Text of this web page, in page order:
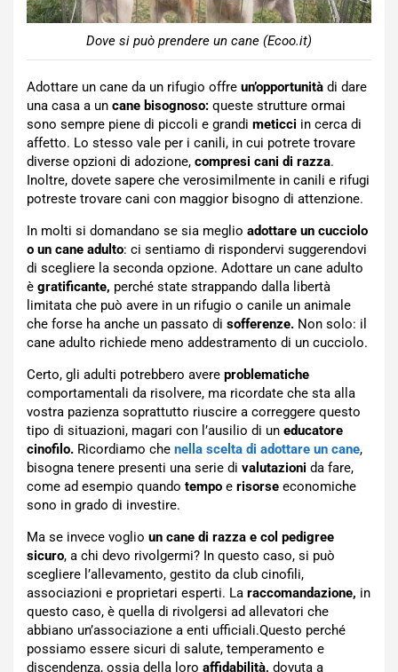
Dove si può prendere un cane (Ecoo.it)
Adottare un cane da un rifugio offre un’opportunità di dare
una casa a un cane bisognoso: queste strutture ormai
sono sempre piene di piccoli e grandi meticci in cerca di
affetto. Lo stesso vale per i canili, in cui potrete trovare
diverse opzioni di adozione, compresi cani di razza.
Inoltre, dovete sapere che verosimilmente in canili e rifugi
potreste trovare cani con maggior bisogno di attenzione.
In molti si domandano se sia meglio adottare un cucciolo
o un cane adulto: ci sentiamo di rispondervi suggerendovi
di scegliere la seconda opzione. Adottare un cane adulto
è gratificante, perché state strappando dalla libertà
limitata che può avere in un rifugio o canile un animale
che forse ha anche un passato di sofferenze. Non solo: il
cane adulto richiede meno addestramento di un cucciolo.
Certo, gli adulti potrebbero avere problematiche
comportamentali da risolvere, ma ricordate che sta alla
vostra pazienza soprattutto riuscire a correggere questo
tipo di situazioni, magari con l’ausilio di un educatore
cinofilo. Ricordiamo che nella scelta di adottare un cane,
bisogna tenere presenti una serie di valutazioni da fare,
come ad esempio quando tempo e risorse economiche
sono in grado di investire.
Ma se invece voglio un cane di razza e col pedigree
sicuro, a chi devo rivolgermi? In questo caso, si può
scegliere l’allevamento, gestito da club cinofili,
associazioni e proprietari esperti. La raccomandazione, in
questo caso, è quella di rivolgersi ad allevatori che
abbiano un’associazione a enti ufficiali.Questo perché
possiamo essere sicuri di salute, temperamento e
discendenza, ossia della loro affidabilità, dovuta a